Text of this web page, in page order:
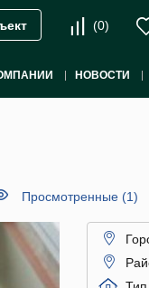
(0)
НОВОСТИ
Просмотренные (1)